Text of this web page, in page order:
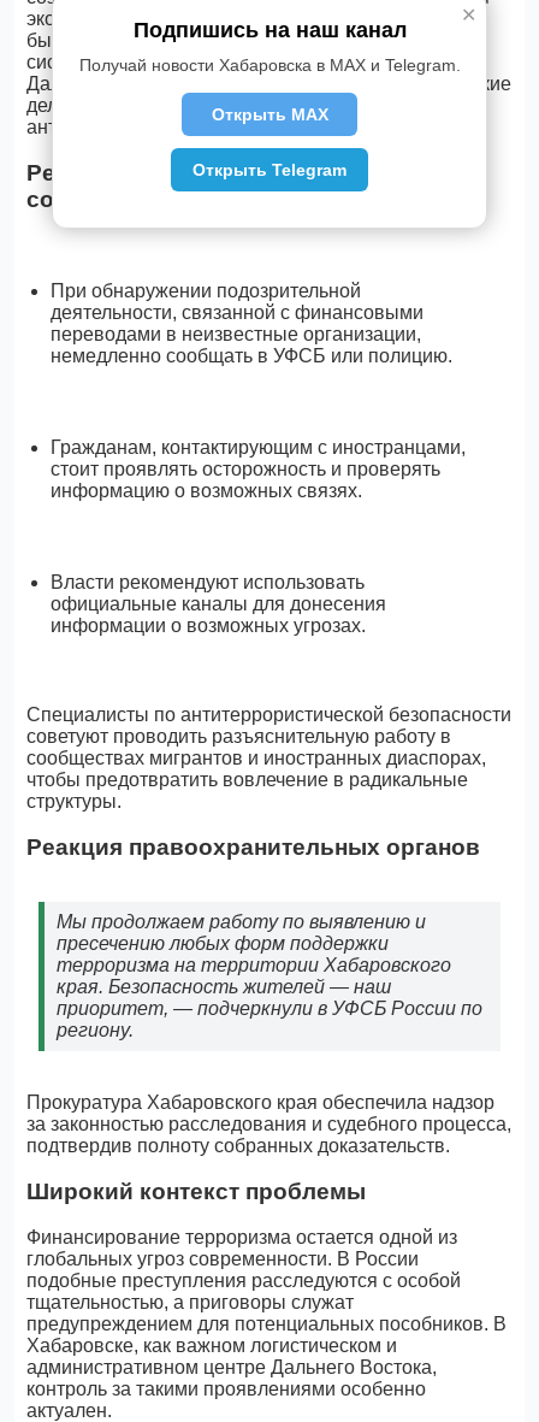
экономики региона: потенциальные теракты могли
бы нанести ущерб инфраструктуре, транспортной
системе и туристической привлекательности
Дальнего Востока. В долгосрочной перспективе такие
дела способствуют укреплению
антитеррористической защищенности.
Рекомендации жителям и экспертные
советы
При обнаружении подозрительной
деятельности, связанной с финансовыми
переводами в неизвестные организации,
немедленно сообщать в УФСБ или полицию.
Гражданам, контактирующим с иностранцами,
стоит проявлять осторожность и проверять
информацию о возможных связях.
Власти рекомендуют использовать
официальные каналы для донесения
информации о возможных угрозах.
Специалисты по антитеррористической безопасности
советуют проводить разъяснительную работу в
сообществах мигрантов и иностранных диаспорах,
чтобы предотвратить вовлечение в радикальные
структуры.
Реакция правоохранительных органов
Мы продолжаем работу по выявлению и
пресечению любых форм поддержки
терроризма на территории Хабаровского
края. Безопасность жителей — наш
приоритет, — подчеркнули в УФСБ России по
региону.
Прокуратура Хабаровского края обеспечила надзор
за законностью расследования и судебного процесса,
подтвердив полноту собранных доказательств.
Широкий контекст проблемы
Финансирование терроризма остается одной из
глобальных угроз современности. В России
подобные преступления расследуются с особой
тщательностью, а приговоры служат
предупреждением для потенциальных пособников. В
Хабаровске, как важном логистическом и
административном центре Дальнего Востока,
контроль за такими проявлениями особенно
актуален.
✕
Подпишись на наш канал
Получай новости Хабаровска в MAX и Telegram.
Открыть MAX
Открыть Telegram